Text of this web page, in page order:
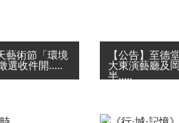
藝術節「環境
選收件開.....
，是每年藝
【公告】至德
大東演藝廳及
半.....
表演藝術花園